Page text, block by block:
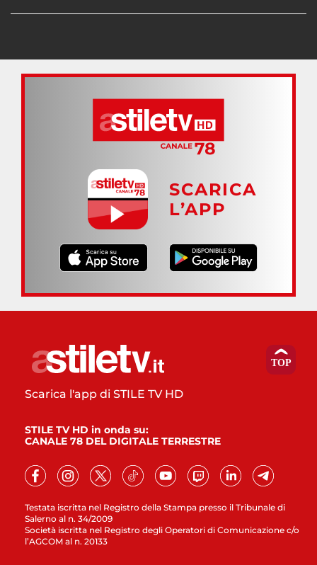
SCARICA
L’APP
Testata iscritta nel Registro della Stampa presso il Tribunale di
Salerno al n. 34/2009
Società iscritta nel Registro degli Operatori di Comunicazione c/o
l’AGCOM al n. 20133
Scarica l'app di STILE TV HD
STILE TV HD in onda su:
CANALE 78 DEL DIGITALE TERRESTRE